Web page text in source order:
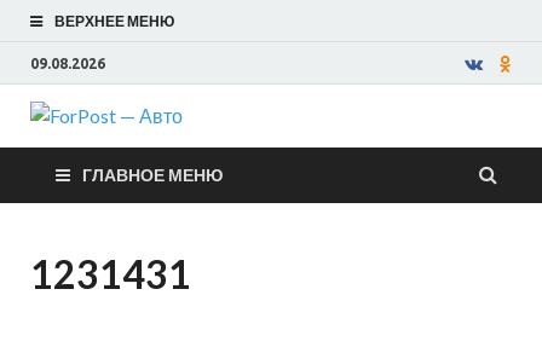
ВЕРХНЕЕ МЕНЮ
09.08.2026
ForPost —
Авто
ГЛАВНОЕ МЕНЮ
1231431